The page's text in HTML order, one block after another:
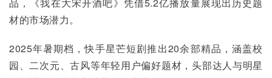
材的市场潜力。
2025年暑期档，快手星芒短剧推出20余部精品，涵盖校
园、二次元、古风等年轻用户偏好题材，头部达人与明星